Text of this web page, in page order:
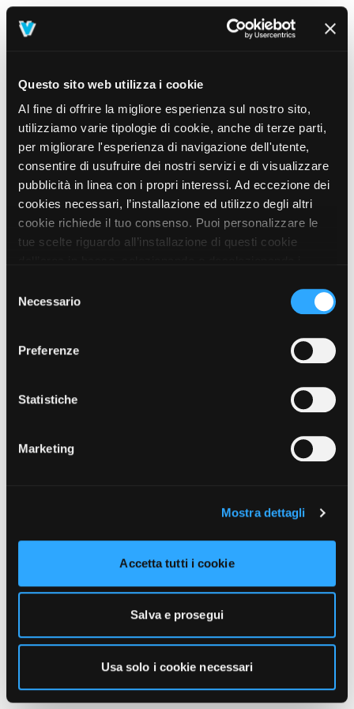
Questo sito web utilizza i cookie
Al fine di offrire la migliore esperienza sul nostro sito,
utilizziamo varie tipologie di cookie, anche di terze parti,
per migliorare l'esperienza di navigazione dell'utente,
consentire di usufruire dei nostri servizi e di visualizzare
pubblicità in linea con i propri interessi. Ad eccezione dei
cookies necessari, l’installazione ed utilizzo degli altri
cookie richiede il tuo consenso. Puoi personalizzare le
tue scelte riguardo all’installazione di questi cookie
prosegui” o decidere di accettare tutti i cookie, cliccando
sul pulsante “Accetta tutti i cookie”. Cliccando sul tasto
unicamente i cookie necessari alla navigazione. Per
funzionamento, puoi prendere visione dell’informativa
cliccando qui.
delNecessario
Preferenze
Statistiche
Marketing
Mostra dettagli
Accetta tutti i cookie
Salva e prosegui
Usa solo i cookie necessari
404